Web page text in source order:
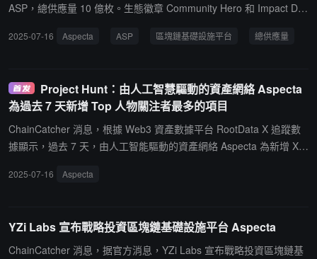
ASP，總供應量 10 億枚。生態徽章 Community Hero 和 Impact Driv
2025-07-16 Aspecta ASP 區塊鏈基礎設施平台 總供應量
Project Hunt：由人工智慧驅動的資產網絡 Aspecta
為過去 7 天新增 Top 人物關注者最多的項目
ChainCatcher 消息，根據 Web3 資產數據平台 RootData X 追蹤數
據顯示，過去 7 天，由人工智能驅動的資產網絡 Aspecta 為新增 X
物包括加密貨幣分析師 Phyrex(@Phyrex_Ni)、Web3 獨立研究員 Ha
2025-07-16 Aspecta
YZi Labs 宣布戰略投資區塊鏈基礎設施平台 Aspecta
ChainCatcher 消息，据官方消息，YZi Labs 宣布戰略投資區塊鏈基